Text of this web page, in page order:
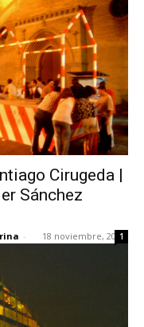
Cirugeda |
Sánchez
- 18 noviembre, 20131